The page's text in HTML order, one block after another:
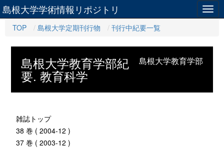
島根大学学術情報リポジトリ
TOP 島根大学定期刊行物 刊行中紀要一覧
島根大学教育学部
島根大学教育学部紀
要. 教育科学
雑誌トップ
38 巻 ( 2004-12 )
37 巻 ( 2003-12 )